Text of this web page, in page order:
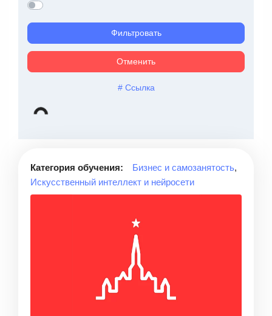
Фильтровать
Отменить
# Ссылка
Категория обучения: Бизнес и самозанятость,
Искусственный интеллект и нейросети